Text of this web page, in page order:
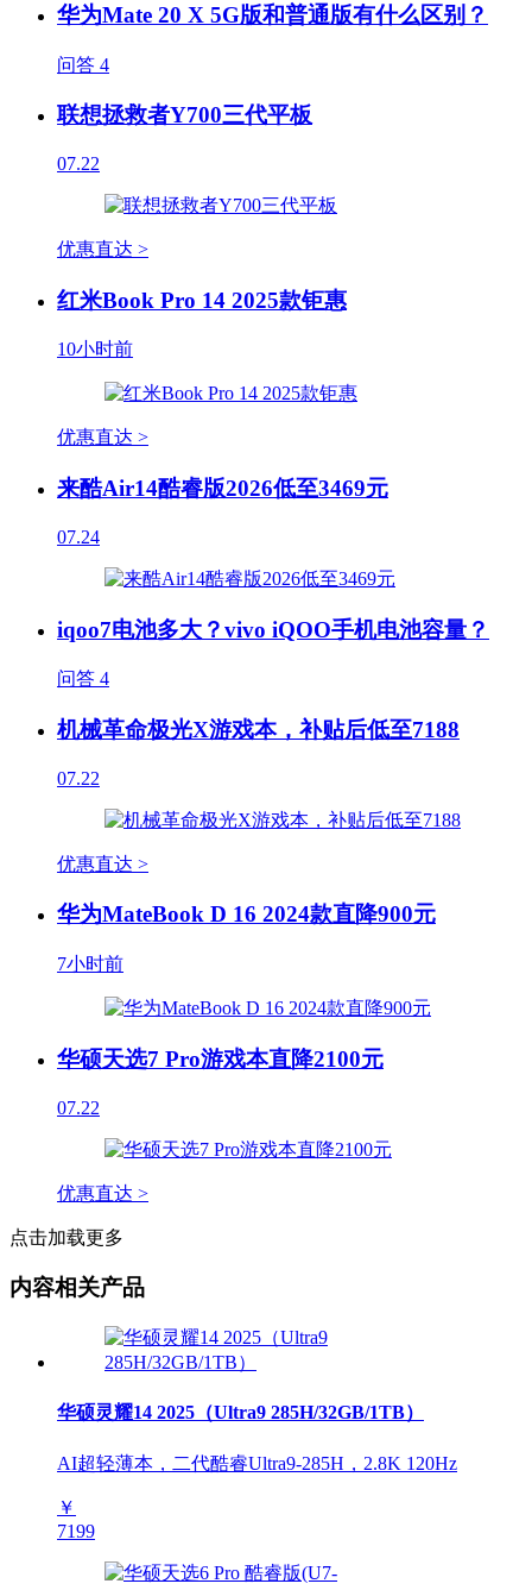
华为Mate 20 X 5G版和普通版有什么区别？
问答 4
联想拯救者Y700三代平板
07.22
优惠直达 >
红米Book Pro 14 2025款钜惠
10小时前
优惠直达 >
来酷Air14酷睿版2026低至3469元
07.24
iqoo7电池多大？vivo iQOO手机电池容量？
问答 4
机械革命极光X游戏本，补贴后低至7188
07.22
优惠直达 >
华为MateBook D 16 2024款直降900元
7小时前
华硕天选7 Pro游戏本直降2100元
07.22
优惠直达 >
点击加载更多
内容相关产品
华硕灵耀14 2025（Ultra9 285H/32GB/1TB）
AI超轻薄本，二代酷睿Ultra9-285H，2.8K 120Hz
￥
7199